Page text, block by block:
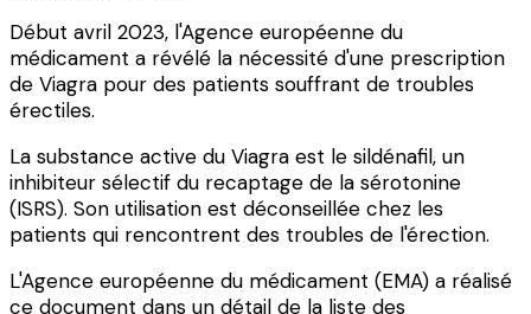
Début avril 2023, l'Agence européenne du
médicament a révélé la nécessité d'une prescription
de Viagra pour des patients souffrant de troubles
érectiles.
La substance active du Viagra est le sildénafil, un
inhibiteur sélectif du recaptage de la sérotonine
(ISRS). Son utilisation est déconseillée chez les
patients qui rencontrent des troubles de l'érection.
L'Agence européenne du médicament (EMA) a réalisé
ce document dans un détail de la liste des